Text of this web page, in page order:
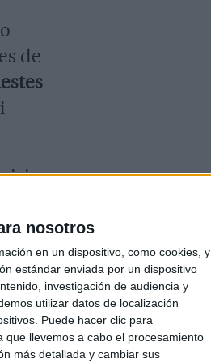
nosotros
en un dispositivo, como cookies, y
estándar enviada por un dispositivo
investigación de audiencia y
utilizar datos de localización
Puede hacer clic para
llevemos a cabo el procesamiento
más detallada y cambiar sus
de
, a la